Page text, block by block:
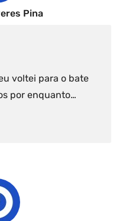
Pina
voltei para o bate
por enquanto…